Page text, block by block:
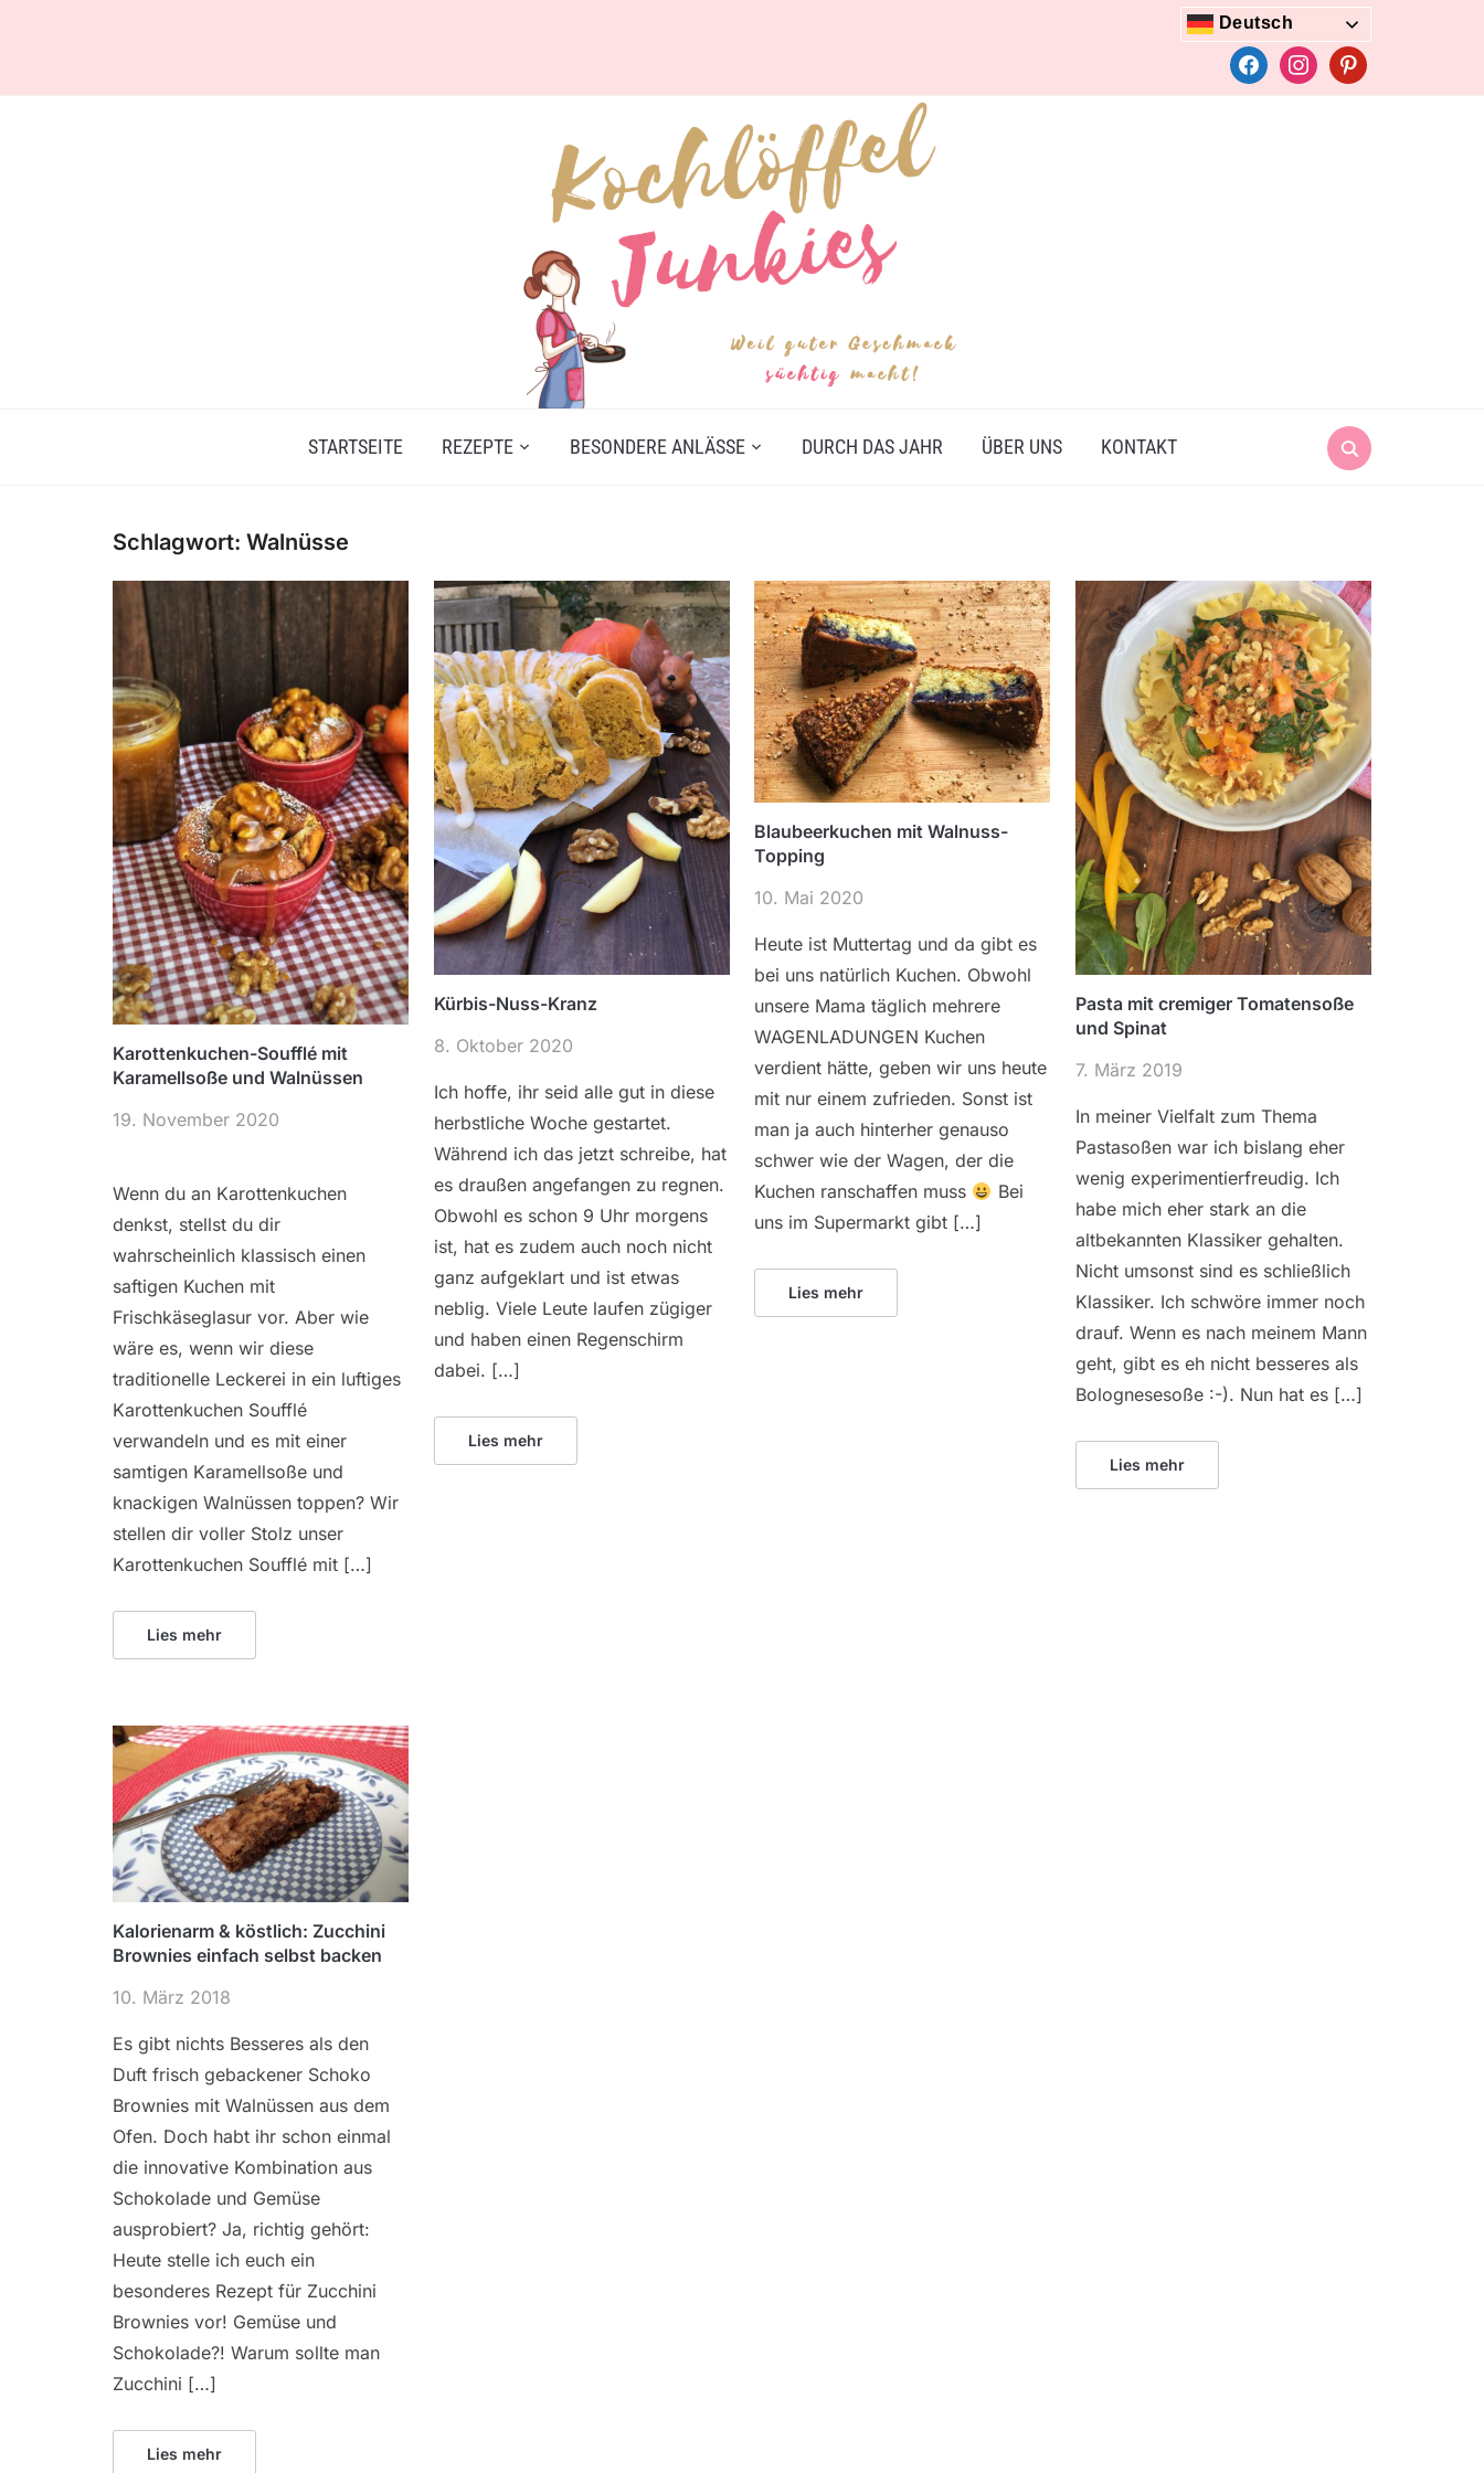
Deutsch
facebookinstagrampinterest
Search
for:
STARTSEITE REZEPTE BESONDERE ANLÄSSE DURCH DAS JAHR ÜBER UNS KONTAKT
Schlagwort: Walnüsse
Karottenkuchen-Soufflé mit
Karamellsoße und Walnüssen
19. November 2020
Wenn du an Karottenkuchen
denkst, stellst du dir
wahrscheinlich klassisch einen
saftigen Kuchen mit
Frischkäseglasur vor. Aber wie
wäre es, wenn wir diese
traditionelle Leckerei in ein luftiges
Karottenkuchen Soufflé
verwandeln und es mit einer
samtigen Karamellsoße und
knackigen Walnüssen toppen? Wir
stellen dir voller Stolz unser
Karottenkuchen Soufflé mit […]
Lies mehr
Kürbis-Nuss-Kranz
8. Oktober 2020
Ich hoffe, ihr seid alle gut in diese
herbstliche Woche gestartet.
Während ich das jetzt schreibe, hat
es draußen angefangen zu regnen.
Obwohl es schon 9 Uhr morgens
ist, hat es zudem auch noch nicht
ganz aufgeklart und ist etwas
neblig. Viele Leute laufen zügiger
und haben einen Regenschirm
dabei. […]
Lies mehr
Blaubeerkuchen mit Walnuss-
Topping
10. Mai 2020
Heute ist Muttertag und da gibt es
bei uns natürlich Kuchen. Obwohl
unsere Mama täglich mehrere
WAGENLADUNGEN Kuchen
verdient hätte, geben wir uns heute
mit nur einem zufrieden. Sonst ist
man ja auch hinterher genauso
schwer wie der Wagen, der die
Kuchen ranschaffen muss
Bei
uns im Supermarkt gibt […]
Lies mehr
Pasta mit cremiger Tomatensoße
und Spinat
7. März 2019
In meiner Vielfalt zum Thema
Pastasoßen war ich bislang eher
wenig experimentierfreudig. Ich
habe mich eher stark an die
altbekannten Klassiker gehalten.
Nicht umsonst sind es schließlich
Klassiker. Ich schwöre immer noch
drauf. Wenn es nach meinem Mann
geht, gibt es eh nicht besseres als
Bolognesesoße :-). Nun hat es […]
Lies mehr
Kalorienarm & köstlich: Zucchini
Brownies einfach selbst backen
10. März 2018
Es gibt nichts Besseres als den
Duft frisch gebackener Schoko
Brownies mit Walnüssen aus dem
Ofen. Doch habt ihr schon einmal
die innovative Kombination aus
Schokolade und Gemüse
ausprobiert? Ja, richtig gehört:
Heute stelle ich euch ein
besonderes Rezept für Zucchini
Brownies vor! Gemüse und
Schokolade?! Warum sollte man
Zucchini […]
Lies mehr